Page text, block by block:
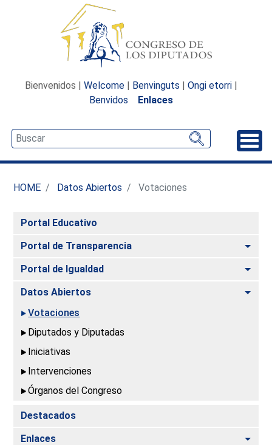
Bienvenidos | Welcome | Benvinguts | Ongi etorri |
Benvidos
Enlaces
HOME Datos Abiertos Votaciones
Portal Educativo
Portal de Transparencia
Portal de Igualdad
Datos Abiertos
Votaciones
Diputados y Diputadas
Iniciativas
Intervenciones
Órganos del Congreso
Destacados
Enlaces